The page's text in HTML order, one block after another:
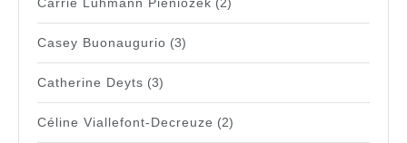
Casey Buonaugurio (3)
Catherine Deyts (3)
Céline Viallefont-Decreuze (2)